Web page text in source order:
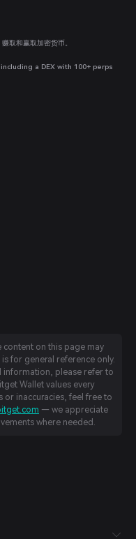
取和赢取加密货币。
a DEX with 100+ perps
content on this page may
for general reference only.
information, please refer to
Wallet values every
or inaccuracies, feel free to
— we appreciate
where needed.